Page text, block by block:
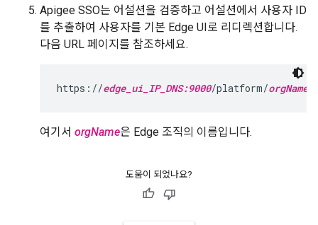
Apigee SSO는 어설션을 검증하고 어설션에서 사용자 ID
를 추출하여 사용자를 기본 Edge UI로 리디렉션합니다.
다음 URL 페이지를 참조하세요.
https://edge_ui_IP_DNS:9000/platform/orgName
여기서 orgName은 Edge 조직의 이름입니다.
도움이 되었나요?